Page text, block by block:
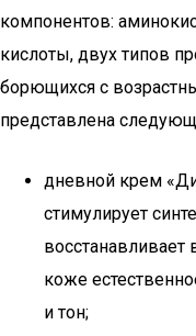
компонентов:
кислоты, двух типов
борющихся с
представлена
дневной крем
стимулирует
коже
и тон;